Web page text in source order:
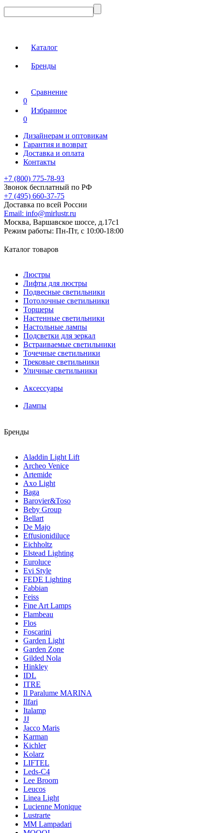
Каталог
Бренды
Сравнение
0
Избранное
0
Дизайнерам и оптовикам
Гарантия и возврат
Доставка и оплата
Контакты
+7 (800) 775-78-93
Звонок бесплатный по РФ
+7 (495) 660-37-75
Доставка по всей России
Email: info@mirlustr.ru
Москва, Варшавское шоссе, д.17c1
Режим работы: Пн-Пт, с 10:00-18:00
Каталог товаров
Люстры
Лифты для люстры
Подвесные светильники
Потолочные светильники
Торшеры
Настенные светильники
Настольные лампы
Подсветки для зеркал
Встраиваемые светильники
Точечные светильники
Трековые светильники
Уличные светильники
Аксессуары
Лампы
Бренды
Aladdin Light Lift
Archeo Venice
Artemide
Axo Light
Baga
Barovier&Toso
Beby Group
Bellart
De Majo
Effusionidiluce
Eichholtz
Elstead Lighting
Euroluce
Evi Style
FEDE Lighting
Fabbian
Feiss
Fine Art Lamps
Flambeau
Flos
Foscarini
Garden Light
Garden Zone
Gilded Nola
Hinkley
IDL
ITRE
Il Paralume MARINA
Ilfari
Italamp
JJ
Jacco Maris
Karman
Kichler
Kolarz
LIFTEL
Leds-C4
Lee Broom
Leucos
Linea Light
Lucienne Monique
Lustrarte
MM Lampadari